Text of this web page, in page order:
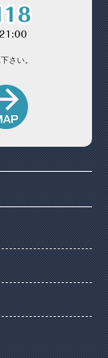
さい。